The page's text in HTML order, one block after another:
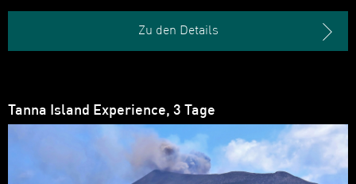
Efate: Inselrundfahrt & Schnorchelausflug
Zu den Details
Tanna Island Experience, 3 Tage